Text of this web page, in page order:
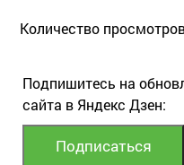
Количество
Подпишитесь на
сайта в Яндекс Дзен: